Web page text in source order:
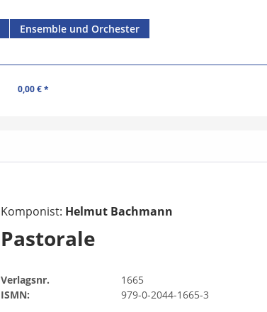
Ensemble und Orchester
0,00 € *
Komponist: Helmut Bachmann
Pastorale
Verlagsnr.
1665
ISMN:
979-0-2044-1665-3